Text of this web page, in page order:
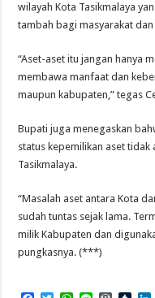
wilayah Kota Tasikmalaya
tambah bagi masyarakat
“Aset-aset itu jangan hanya
membawa manfaat dan
maupun kabupaten,” tegas
Bupati juga menegaskan
status kepemilikan aset tidak
Tasikmalaya.
“Masalah aset antara Kota
sudah tuntas sejak lama.
milik Kabupaten dan
pungkasnya. (***)